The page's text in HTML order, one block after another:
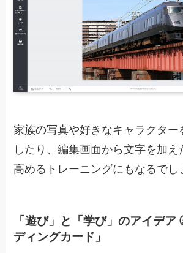
家族の写真や好きなキャラクター
したり、編集画面から文字を加え
高めるトレーニングにもなるでし
「遊び」と「学び」のアイデ
ディングカード」